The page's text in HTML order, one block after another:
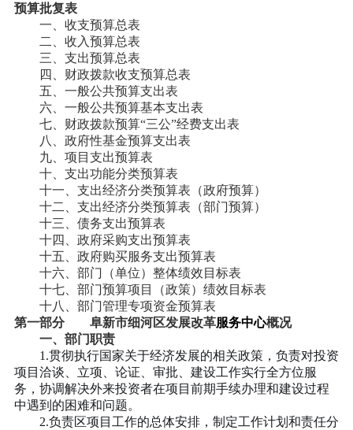
预算批复表
一、收支预算总表
二、收入预算总表
三、支出预算总表
四、财政拨款收支预算总表
五、一般公共预算支出表
六、一般公共预算基本支出表
七、财政拨款预算“三公”经费支出表
八、政府性基金预算支出表
九、项目支出预算表
十、支出功能分类预算表
十一、支出经济分类预算表（政府预算）
十二、支出经济分类预算表（部门预算）
十三、债务支出预算表
十四、政府采购支出预算表
十五、政府购买服务支出预算表
十六、部门（单位）整体绩效目标表
十七、部门预算项目（政策）绩效目标表
十八、部门管理专项资金预算表
第一部分 阜新市细河区发展改革服务中心概况
一、部门职责
1.贯彻执行国家关于经济发展的相关政策，负责对投资
项目洽谈、立项、论证、审批、建设工作实行全方位服
务，协调解决外来投资者在项目前期手续办理和建设过程
中遇到的困难和问题。
2.负责区项目工作的总体安排，制定工作计划和责任分